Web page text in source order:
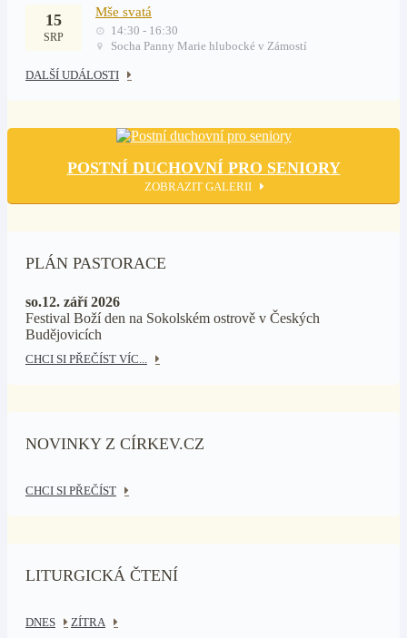
15
SRP
Mše svatá
14:30 - 16:30
Socha Panny Marie hlubocké v Zámostí
DALŠÍ UDÁLOSTI
POSTNÍ DUCHOVNÍ PRO SENIORY
ZOBRAZIT GALERII
PLÁN PASTORACE
so.12. září 2026
Festival Boží den na Sokolském ostrově v Českých
Budějovicích
CHCI SI PŘEČÍST VÍC...
NOVINKY Z CÍRKEV.CZ
CHCI SI PŘEČÍST
LITURGICKÁ ČTENÍ
DNES
ZÍTRA